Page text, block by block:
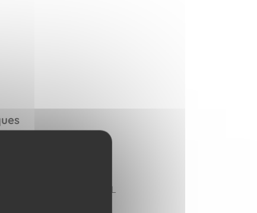
Recyclés / Habillage HPL